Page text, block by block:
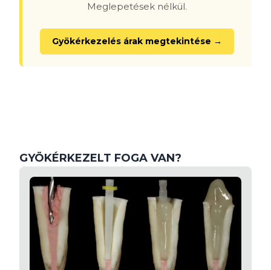
Meglepetések nélkül.
Gyökérkezelés árak megtekintése →
GYÖKÉRKEZELT FOGA VAN?